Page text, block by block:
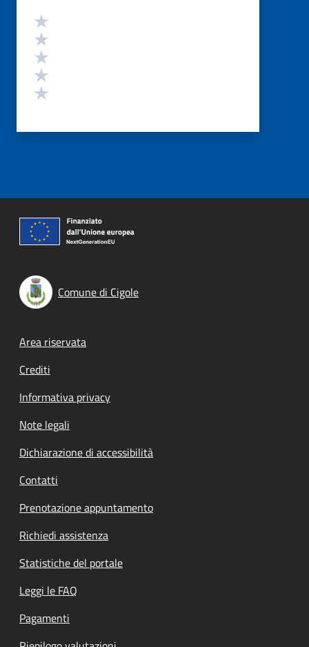
Valutazione
Comune di Cigole
Footer menu
Area riservata
Crediti
Informativa privacy
Note legali
Dichiarazione di accessibilità
Contatti
Prenotazione appuntamento
Richiedi assistenza
Statistiche del portale
Leggi le FAQ
Pagamenti